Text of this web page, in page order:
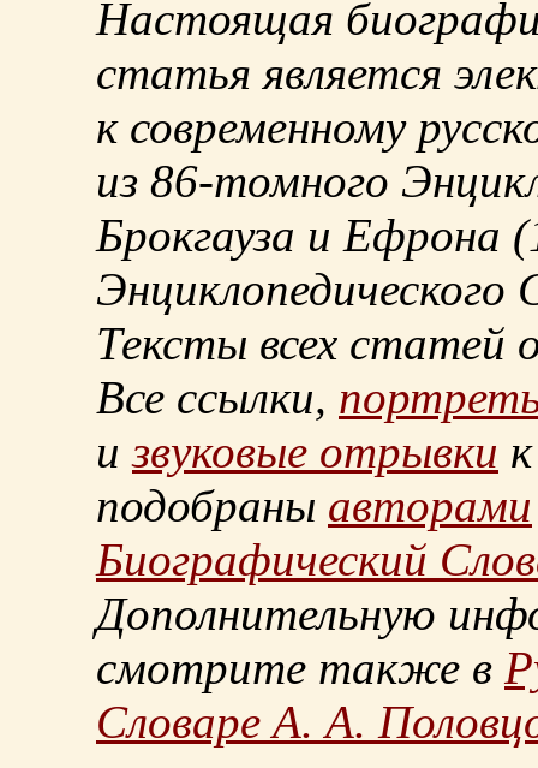
Настоящая
статья является
к современному
из 86-томного
Брокгауза и Ефрона
Энциклопедического
Тексты всех статей
Все ссылки,
извуковые отрывки
подобраны авторами
Биографический
Дополнительную
смотрите также в
Словаре А. А.